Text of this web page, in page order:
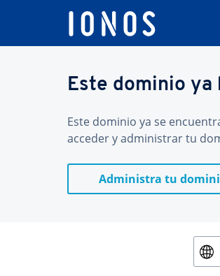
Este dominio ya
Este dominio ya se
acceder y administrar tu
Administra tu